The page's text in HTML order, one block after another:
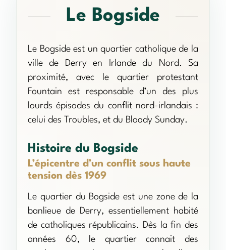
Le Bogside
Le Bogside est un quartier catholique de la
ville de Derry en Irlande du Nord. Sa
proximité, avec le quartier protestant
Fountain est responsable d’un des plus
lourds épisodes du conflit nord-irlandais :
celui des Troubles, et du Bloody Sunday.
Histoire du Bogside
L’épicentre d’un conflit sous haute
tension dès 1969
Le quartier du Bogside est une zone de la
banlieue de Derry, essentiellement habité
de catholiques républicains. Dès la fin des
années 60, le quartier connait des